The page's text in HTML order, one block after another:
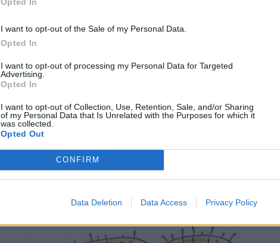
I want to opt-out of the Sale of my Personal Data.
Opted In
I want to opt-out of processing my Personal Data for Targeted
Advertising.
Opted In
I want to opt-out of Collection, Use, Retention, Sale, and/or Sharing
of my Personal Data that Is Unrelated with the Purposes for which it
was collected.
Opted Out
CONFIRM
Data Deletion Data Access Privacy Policy
LaPaz73 livello 4
Anche per oggi si prevede un rigonfiamento di sacco scrotale!